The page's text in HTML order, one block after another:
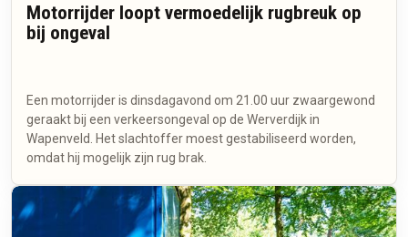
Motorrijder loopt vermoedelijk rugbreuk op
bij ongeval
Een motorrijder is dinsdagavond om 21.00 uur zwaargewond
geraakt bij een verkeersongeval op de Werverdijk in
Wapenveld. Het slachtoffer moest gestabiliseerd worden,
omdat hij mogelijk zijn rug brak.